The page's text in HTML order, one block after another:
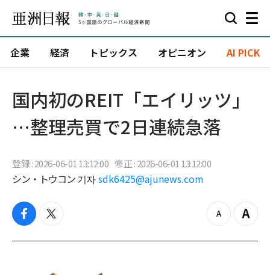
企業 経済 トピックス オピニオン AI PICK
国内初のREIT「エイリッツ」
…整理売買で2日連続急落
登録 : 2026-06-01 13:12:00 修正 : 2026-06-01 13:12:00
シン・トウコン 기자 sdk6425@ajunews.com
f
c
t
i
z
o
Z
o